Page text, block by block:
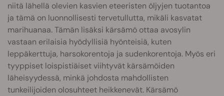
niitä lähellä olevien kasvien eteeristen öljyjen tuotantoa
ja tämä on luonnollisesti tervetullutta, mikäli kasvatat
marihuanaa. Tämän lisäksi kärsämö ottaa avosylin
vastaan erilaisia hyödyllisiä hyönteisiä, kuten
leppäkerttuja, harsokorentoja ja sudenkorentoja. Myös eri
tyyppiset loispistiäiset viihtyvät kärsämöiden
läheisyydessä, minkä johdosta mahdollisten
tunkeilijoiden olosuhteet heikkenevät. Kärsämö